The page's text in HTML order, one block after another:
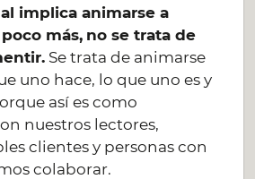
implica animarse a
más, no se trata de
Se trata de animarse
uno hace, lo que uno es y
así es como
nuestros lectores,
clientes y personas con
colaborar.